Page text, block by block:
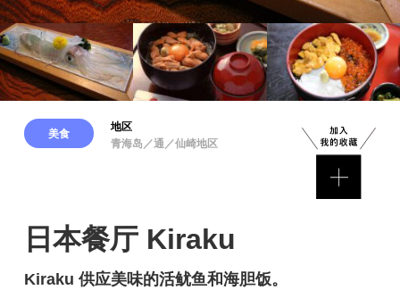
美食
地区
青海岛／通／仙崎地区
日本餐厅 Kiraku
Kiraku 供应美味的活鱿鱼和海胆饭。